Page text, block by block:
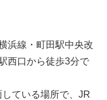
浜線・町田駅中央改
西口から徒歩3分で
ている場所で、JR